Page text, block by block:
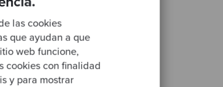
las cookies
que ayudan a que
web funcione,
cookies con finalidad
y para mostrar